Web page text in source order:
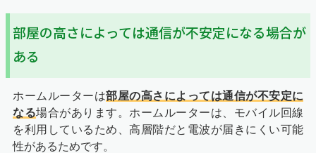
部屋の高さによっては通信が不安定になる場合が
ある
ホームルーターは部屋の高さによっては通信が不安定に
なる場合があります。ホームルーターは、モバイル回線
を利用しているため、高層階だと電波が届きにくい可能
性があるためです。